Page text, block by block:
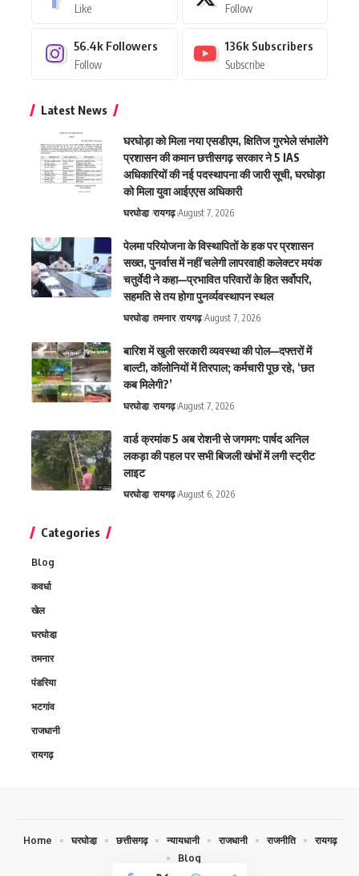
Like Follow
56.4k Followers
Follow
136k Subscribers
Subscribe
Latest News
घरघोड़ा को मिला नया एसडीएम, क्षितिज गुरभेले संभालेंगे
प्रशासन की कमान छत्तीसगढ़ सरकार ने 5 IAS
अधिकारियों की नई पदस्थापना की जारी सूची, घरघोड़ा
को मिला युवा आईएएस अधिकारी
घरघोडा़ रायगढ़ August 7, 2026
पेलमा परियोजना के विस्थापितों के हक पर प्रशासन
सख्त, पुनर्वास में नहीं चलेगी लापरवाही कलेक्टर मयंक
चतुर्वेदी ने कहा—प्रभावित परिवारों के हित सर्वोपरि,
सहमति से तय होगा पुनर्व्यवस्थापन स्थल
घरघोडा़ तमनार रायगढ़ August 7, 2026
बारिश में खुली सरकारी व्यवस्था की पोल—दफ्तरों में
बाल्टी, कॉलोनियों में तिरपाल; कर्मचारी पूछ रहे, ‘छत
कब मिलेगी?’
घरघोडा़ रायगढ़ August 7, 2026
वार्ड क्रमांक 5 अब रोशनी से जगमग: पार्षद अनिल
लकड़ा की पहल पर सभी बिजली खंभों में लगी स्ट्रीट
लाइट
घरघोडा़ रायगढ़ August 6, 2026
Categories
Blog
कवर्धा
खेल
घरघोडा़
तमनार
पंडरिया
भटगांव
राजधानी
रायगढ़
Home घरघोडा़ छत्तीसगढ़ न्यायधानी राजधानी राजनीति
रायगढ़
Blog